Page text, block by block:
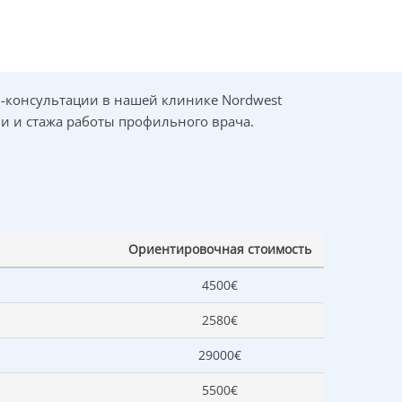
в
в
директор клиники онкологии и
гематологии в клинике «Нордвест».
в нашей клинике Nordwest
и стажа работы профильного врача.
Ориентировочная стоимость
4500€
2580€
29000€
5500€